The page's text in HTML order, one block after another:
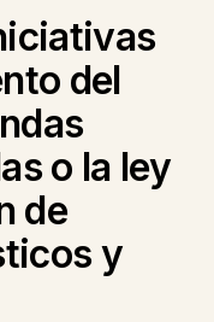
del
o la ley
de
y